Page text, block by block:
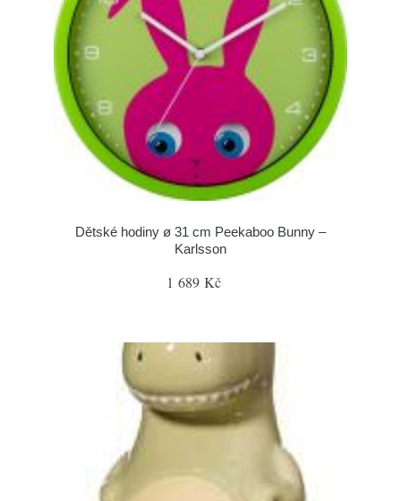
Dětské hodiny ø 31 cm Peekaboo Bunny –
Karlsson
1 689 Kč